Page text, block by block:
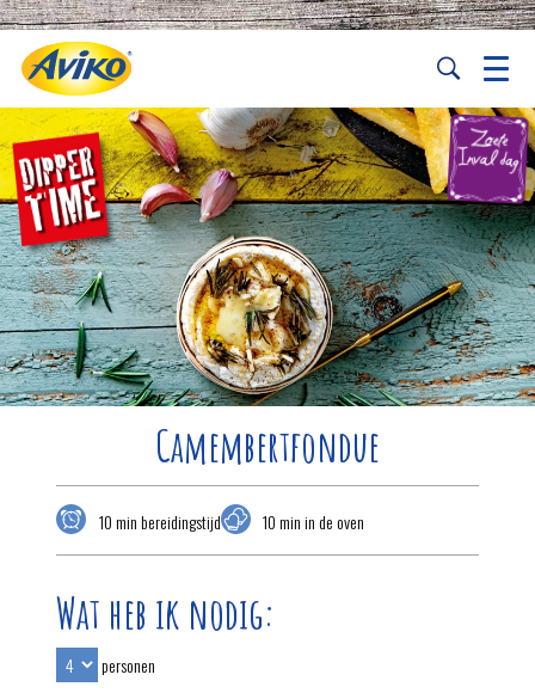
Camembertfondue
10 min bereidingstijd 10 min in de oven
Wat heb ik nodig:
personen